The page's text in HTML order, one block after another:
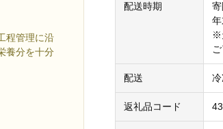
程管理に沿
養分を十分
配送時期
※
配送
返礼品コード